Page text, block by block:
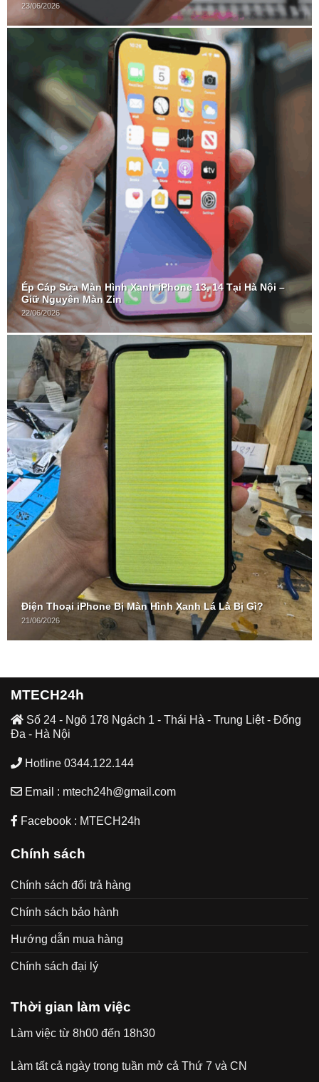
23/06/2026
Ép Cáp Sửa Màn Hình Xanh iPhone 13, 14 Tại Hà Nội –
Giữ Nguyên Màn Zin
22/06/2026
Điện Thoại iPhone Bị Màn Hình Xanh Lá Là Bị Gì?
21/06/2026
MTECH24h
Số 24 - Ngõ 178 Ngách 1 - Thái Hà - Trung Liệt - Đống
Đa - Hà Nội
Hotline 0344.122.144
Email : mtech24h@gmail.com
Facebook : MTECH24h
Chính sách
Chính sách đổi trả hàng
Chính sách bảo hành
Hướng dẫn mua hàng
Chính sách đại lý
Thời gian làm việc
Làm việc từ 8h00 đến 18h30
Làm tất cả ngày trong tuần mở cả Thứ 7 và CN